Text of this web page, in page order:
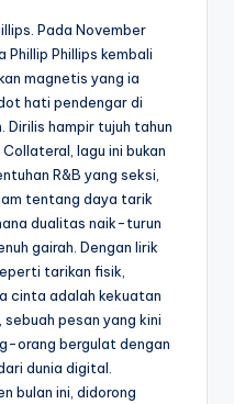
Pada November
Phillip Phillips kembali
magnetis yang ia
hati pendengar di
hampir tujuh tahun
lagu ini bukan
R&B yang seksi,
tentang daya tarik
dualitas naik-turun
gairah. Dengan lirik
tarikan fisik,
cinta adalah kekuatan
pesan yang kini
orang bergulat dengan
dunia digital.
bulan ini, didorong